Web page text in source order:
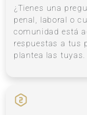
¿Tienes una
penal, laboral o
comunidad está
respuestas a tus
plantea las tuyas.